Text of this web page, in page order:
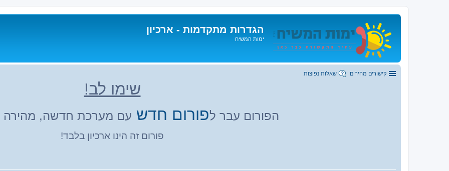
הגדרות מתקדמות - ארכיון
ימות המשיח
קישורים מהירים שאלות נפוצות
שימו לב!
הפורום עבר לפורום חדש עם מערכת חדשה, מהירה
פורום זה הינו ארכיון בלבד!